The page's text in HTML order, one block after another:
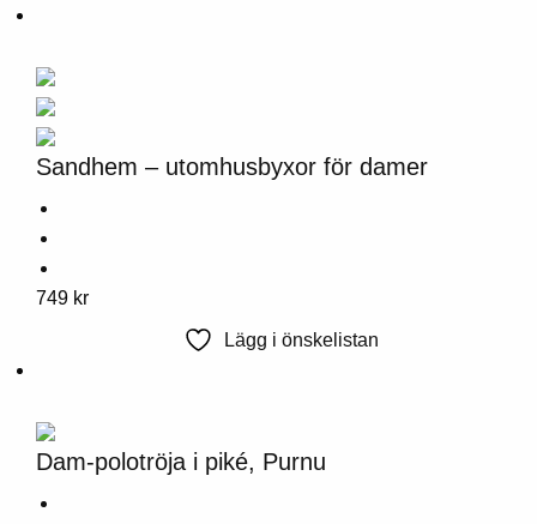
Alternativen
kan
väljas
på
produktsidan
Sandhem – utomhusbyxor för damer
Denna
Alternativen
kan
väljas
749 kr
Lägg i önskelistan
Dam-polotröja i piké, Purnu